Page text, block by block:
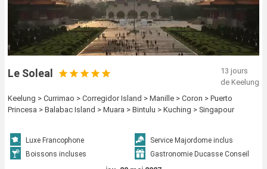
Le Soleal
13 jours
de Keelung
Keelung > Currimao > Corregidor Island > Manille > Coron > Puerto
Princesa > Balabac Island > Muara > Bintulu > Kuching > Singapour
Luxe Francophone
Service Majordome inclus
Boissons incluses
Gastronomie Ducasse Conseil